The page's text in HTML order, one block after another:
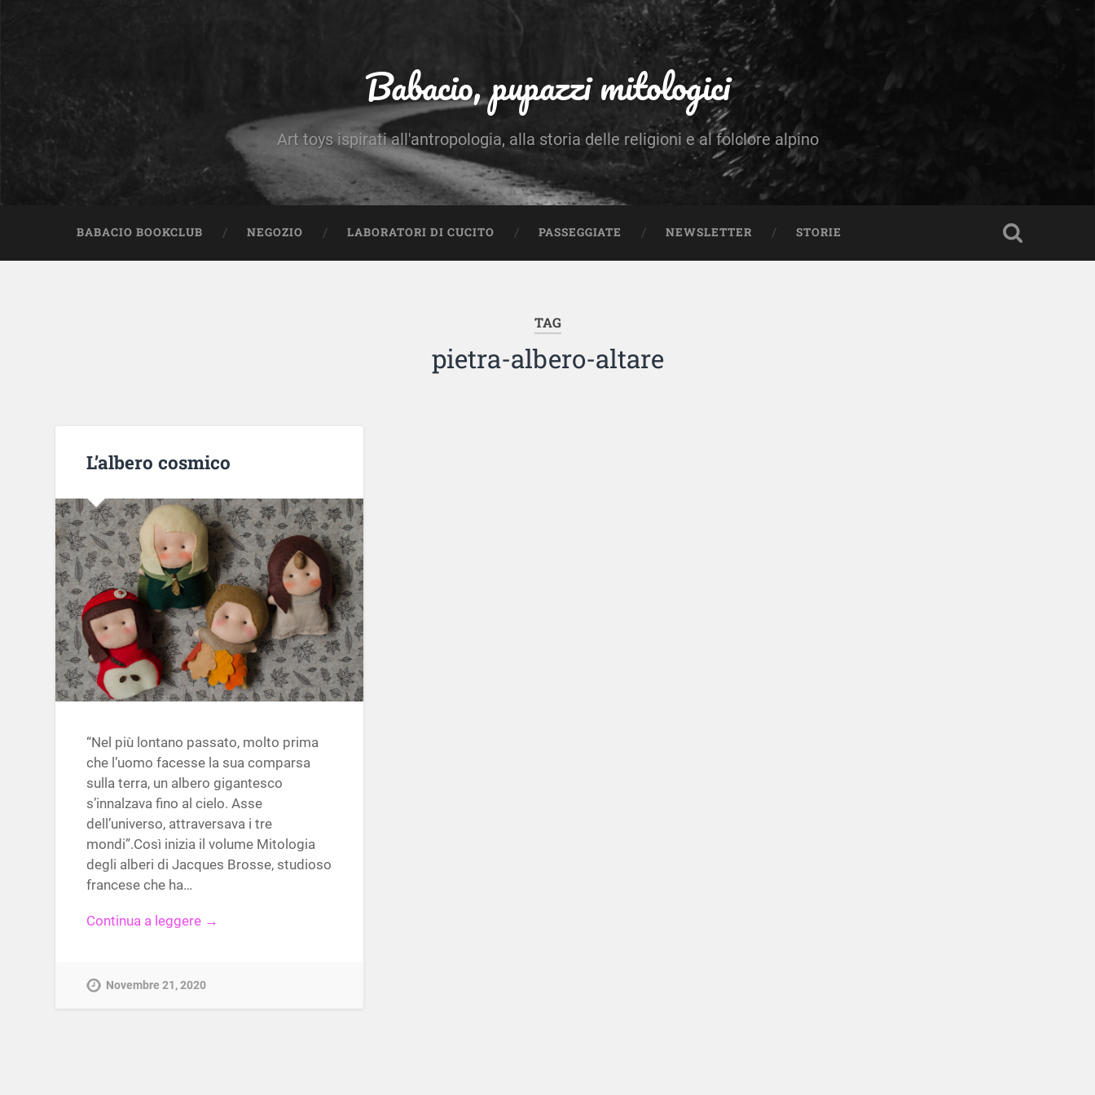
Babacio, pupazzi mitologici
Art toys ispirati all'antropologia, alla storia delle religioni e al folclore alpino
BABACIO BOOKCLUB NEGOZIO LABORATORI DI CUCITO PASSEGGIATE NEWSLETTER STORIE
TAG
pietra-albero-altare
L’albero cosmico
“Nel più lontano passato, molto prima
che l’uomo facesse la sua comparsa
sulla terra, un albero gigantesco
s’innalzava fino al cielo. Asse
dell’universo, attraversava i tre
mondi”.Così inizia il volume Mitologia
degli alberi di Jacques Brosse, studioso
francese che ha…
Continua a leggere →
Novembre 21, 2020